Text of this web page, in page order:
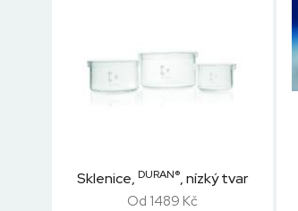
Sklenice, DURAN®, nízký tvar
Od 1489 Kč